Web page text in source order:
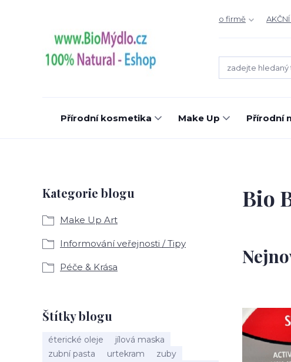
o firmě
Přírodní kosmetika Make Up Přírodní
Kategorie blogu
Make Up Art
Informování veřejnosti / Tipy
Péče & Krása
Štítky blogu
éterické oleje
jílová maska
zubní pasta
urtekram
zuby
Bio